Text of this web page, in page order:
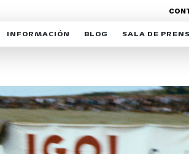
INFORMACIÓN
DERECHO DE PRIMERA OPCIÓN
REFORESTEMOS JUNTOS
MOTORSPORT ACADEMY
BLOG
MEXICOGP
INTERACTIVOS
SALA DE